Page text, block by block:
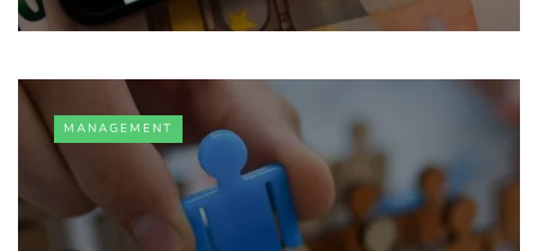
MANAGEMENT